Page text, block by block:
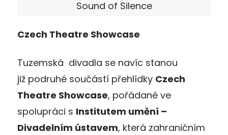
Sound of Silence
Czech Theatre Showcase
Tuzemská divadla se navíc stanou
již podruhé součástí přehlídky Czech
Theatre Showcase, pořádané ve
spolupráci s Institutem umění –
Divadelním ústavem, která zahraničním